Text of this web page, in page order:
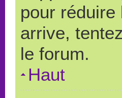
pour
arrive,
le forum.
Haut